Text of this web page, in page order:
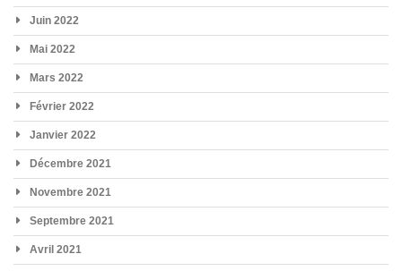
Juin 2022
Mai 2022
Mars 2022
Février 2022
Janvier 2022
Décembre 2021
Novembre 2021
Septembre 2021
Avril 2021